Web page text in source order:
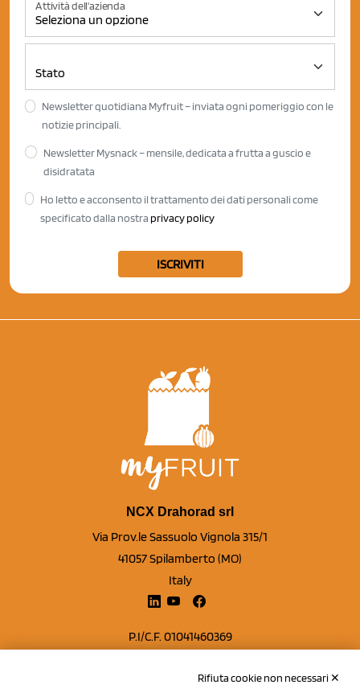
Attività dell'azienda
Newsletter quotidiana Myfruit – inviata ogni pomeriggio con le
notizie principali.
Newsletter Mysnack – mensile, dedicata a frutta a guscio e
disidratata
Ho letto e acconsento il trattamento dei dati personali come
specificato dalla nostra privacy policy
ISCRIVITI
NCX Drahorad srl
Via Prov.le Sassuolo Vignola 315/1
41057 Spilamberto (MO)
Italy
P.I/C.F. 01041460369
Capitale sociale Euro 50.000,00 i.v.Rifiuta cookie non necessari ✕